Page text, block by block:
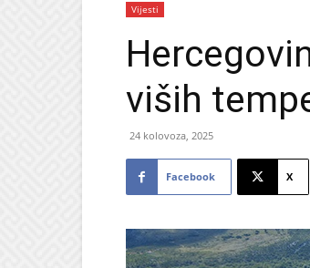
Vijesti
viših
24 kolovoza, 2025
Facebook X